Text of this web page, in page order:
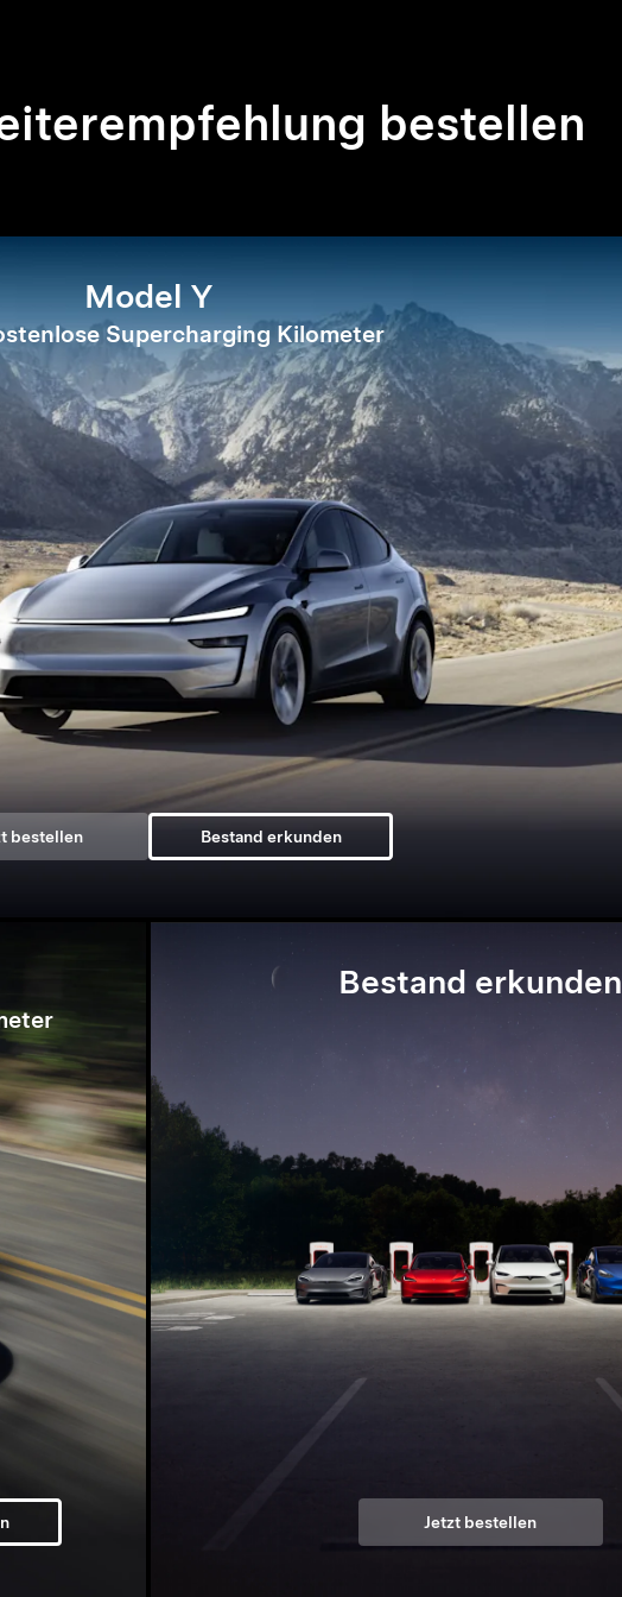
bestellen
Model Y
Supercharging Kilometer
bestellen Bestand erkunden
Bestand erkunden
Jetzt bestellen